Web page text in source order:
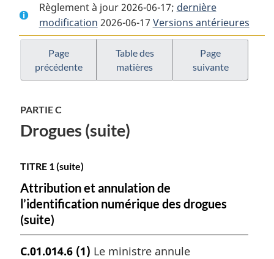
:
Règlement
sur
les
aliments
et
complet
:
Règlement
sur
les
aliments
complet
:
Règlement
les
aliments
Règlement à jour 2026-06-17; dernière
modification 2026-06-17 Versions antérieures
Page
précédente
Table des
matières
Page
suivante
PARTIE C
Drogues (suite)
TITRE 1 (suite)
Attribution et annulation de
l’identification numérique des drogues
(suite)
C.01.014.6 (1) Le ministre annule